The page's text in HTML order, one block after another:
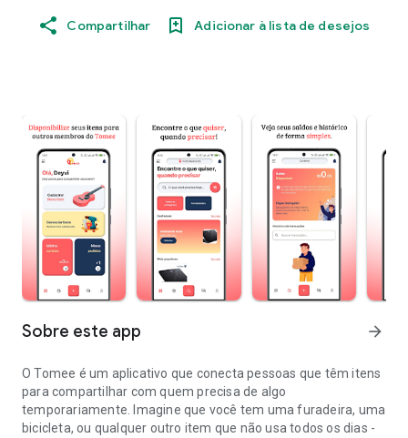
Compartilhar Adicionar à lista de desejos
Sobre este app arrow_forward
O Tomee é um aplicativo que conecta pessoas que têm itens
para compartilhar com quem precisa de algo
temporariamente. Imagine que você tem uma furadeira, uma
bicicleta, ou qualquer outro item que não usa todos os dias -